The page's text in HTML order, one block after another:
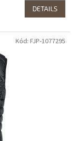
DETAILS
Kód: FJP-1077295